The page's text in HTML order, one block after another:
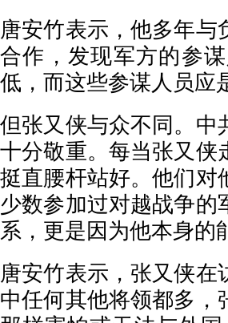
唐安竹表示，他多年与
合作，发现军方的参
低，而这些参谋人员应
但张又侠与众不同。中
十分敬重。每当张又侠
挺直腰杆站好。他们对
少数参加过对越战争的
系，更是因为他本身的
唐安竹表示，张又侠在
中任何其他将领都多，